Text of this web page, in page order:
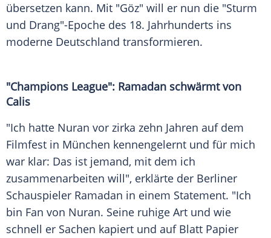
übersetzen kann. Mit "Göz" will er nun die "Sturm
und Drang"-Epoche des 18. Jahrhunderts ins
moderne Deutschland transformieren.
"Champions League": Ramadan schwärmt von
Calis
"Ich hatte Nuran vor zirka zehn Jahren auf dem
Filmfest in München kennengelernt und für mich
war klar: Das ist jemand, mit dem ich
zusammenarbeiten will", erklärte der Berliner
Schauspieler Ramadan in einem Statement. "Ich
bin Fan von Nuran. Seine ruhige Art und wie
schnell er Sachen kapiert und auf Blatt Papier